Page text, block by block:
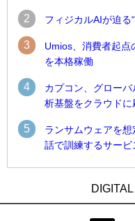
2 フィジカルAIが迫る
3
Umios、消費者起点
を本格稼働
4
カプコン、グロー
析基盤をクラウドに
5
ランサムウェアを
話で訓練するサー
近大病院と中外製薬
合基盤を本格稼働
鹿島建設、鋼管柱へ